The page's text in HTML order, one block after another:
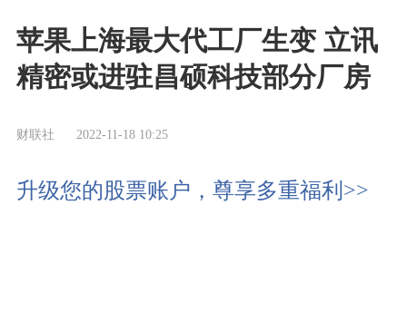
苹果上海最大代工厂生变 立讯
精密或进驻昌硕科技部分厂房
财联社 2022-11-18 10:25
升级您的股票账户，尊享多重福利>>